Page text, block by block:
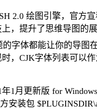
2.0 绘图引擎，官方
，提升了思维导图的
字体都能让你的导图
，CJK字体列表可以作
1月更新版 for
安装包